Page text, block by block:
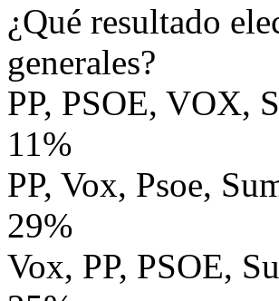
¿Qué resultado
generales?
PP, PSOE, VOX,
11%
PP, Vox, Psoe,
29%
Vox, PP, PSOE,